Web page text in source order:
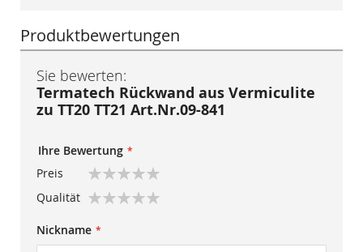
Produktbewertungen
Sie bewerten:
Termatech Rückwand aus Vermiculite
zu TT20 TT21 Art.Nr.09-841
Ihre Bewertung
Preis
star
stars
stars
stars
stars
Qualität
star
stars
stars
stars
stars
Nickname